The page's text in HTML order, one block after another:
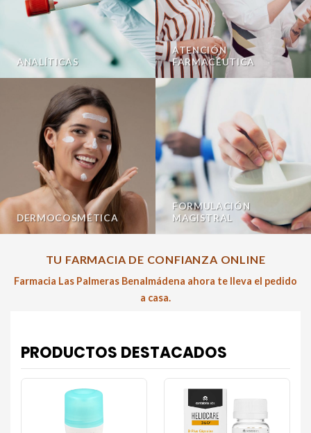
ANALÍTICAS
ATENCIÓN
FARMACÉUTICA
DERMOCOSMÉTICA
FORMULACIÓN
MAGISTRAL
TU FARMACIA DE CONFIANZA ONLINE
Farmacia Las Palmeras Benalmádena ahora te lleva el pedido
a casa.